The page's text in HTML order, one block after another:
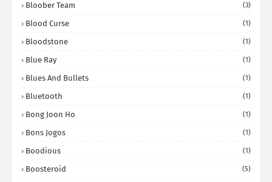
Bloober Team (3)
Blood Curse (1)
Bloodstone (1)
Blue Ray (1)
Blues And Bullets (1)
Bluetooth (1)
Bong Joon Ho (1)
Bons Jogos (1)
Boodious (1)
Boosteroid (5)